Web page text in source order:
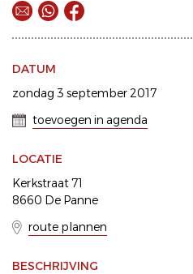
DATUM
zondag 3 september 2017
toevoegen in agenda
LOCATIE
Kerkstraat 71
8660 De Panne
route plannen
BESCHRIJVING